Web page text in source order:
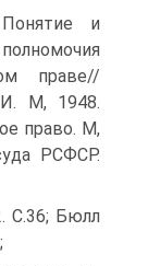
и
праве//
М, 1948.
право. М,
РСФСР.
С.36; Бюлл